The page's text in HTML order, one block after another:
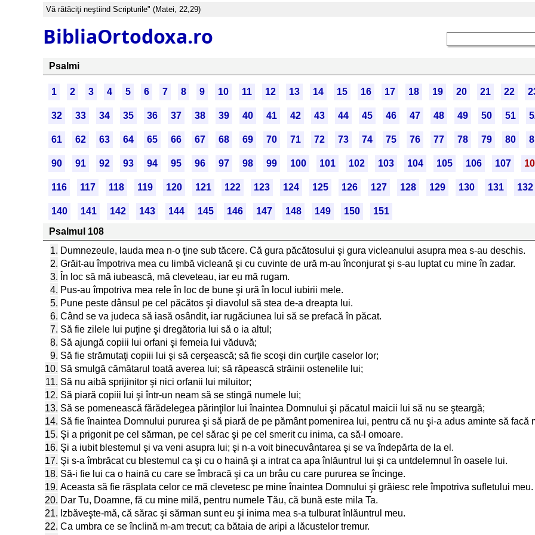
Vă rătăciţi neştiind Scripturile" (Matei, 22,29)
BibliaOrtodoxa.ro
Psalmi
1 2 3 4 5 6 7 8 9 10 11 12 13 14 15 16 17 18 19 20 21 22
32 33 34 35 36 37 38 39 40 41 42 43 44 45 46 47 48 49 50 51
61 62 63 64 65 66 67 68 69 70 71 72 73 74 75 76 77 78 79 80
90 91 92 93 94 95 96 97 98 99 100 101 102 103 104 105 106 107
116 117 118 119 120 121 122 123 124 125 126 127 128 129 130 131 132
140 141 142 143 144 145 146 147 148 149 150
151
Psalmul 108
1. Dumnezeule, lauda mea n-o ţine sub tăcere. Că gura păcătosului şi gura vicleanului asupra mea s-au deschis.
2. Grăit-au împotriva mea cu limbă vicleană şi cu cuvinte de ură m-au înconjurat şi s-au luptat cu mine în zadar.
3. În loc să mă iubească, mă cleveteau, iar eu mă rugam.
4. Pus-au împotriva mea rele în loc de bune şi ură în locul iubirii mele.
5. Pune peste dânsul pe cel păcătos şi diavolul să stea de-a dreapta lui.
6. Când se va judeca să iasă osândit, iar rugăciunea lui să se prefacă în păcat.
7. Să fie zilele lui puţine şi dregătoria lui să o ia altul;
8. Să ajungă copiii lui orfani şi femeia lui văduvă;
9. Să fie strămutaţi copiii lui şi să cerşească; să fie scoşi din curţile caselor lor;
10. Să smulgă cămătarul toată averea lui; să răpească străinii ostenelile lui;
11. Să nu aibă sprijinitor şi nici orfanii lui miluitor;
12. Să piară copiii lui şi într-un neam să se stingă numele lui;
13. Să se pomenească fărădelegea părinţilor lui înaintea Domnului şi păcatul maicii lui să nu se şteargă;
14. Să fie înaintea Domnului pururea şi să piară de pe pământ pomenirea lui, pentru că nu şi-a adus aminte să facă
15. Şi a prigonit pe cel sărman, pe cel sărac şi pe cel smerit cu inima, ca să-l omoare.
16. Şi a iubit blestemul şi va veni asupra lui; şi n-a voit binecuvântarea şi se va îndepărta de la el.
17. Şi s-a îmbrăcat cu blestemul ca şi cu o haină şi a intrat ca apa înlăuntrul lui şi ca untdelemnul în oasele lui.
18. Să-i fie lui ca o haină cu care se îmbracă şi ca un brâu cu care pururea se încinge.
19. Aceasta să fie răsplata celor ce mă clevetesc pe mine înaintea Domnului şi grăiesc rele împotriva sufletului meu.
20. Dar Tu, Doamne, fă cu mine milă, pentru numele Tău, că bună este mila Ta.
21. Izbăveşte-mă, că sărac şi sărman sunt eu şi inima mea s-a tulburat înlăuntrul meu.
22. Ca umbra ce se înclină m-am trecut; ca bătaia de aripi a lăcustelor tremur.